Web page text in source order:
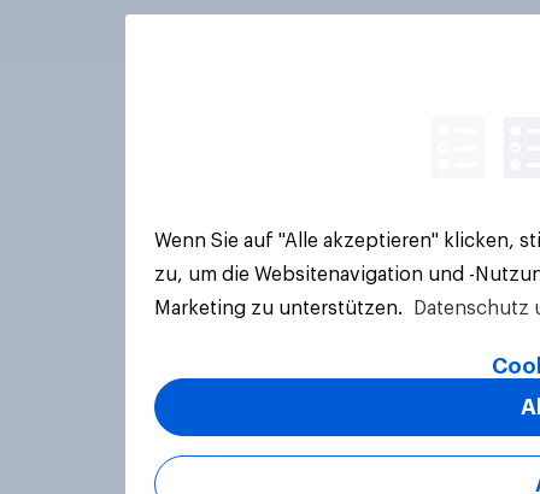
Wenn Sie auf "Alle akzeptieren" klicken,
zu, um die Websitenavigation und -
Marketing zu unterstützen.
Datenschutz